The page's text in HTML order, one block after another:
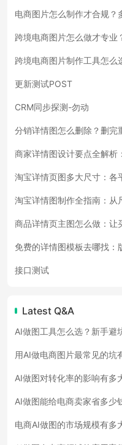
电商图片怎么制作才合规？
跨境电商图片怎么做才专业
跨境电商图片制作工具怎么
更新测试POST
CRM同步探测-勿动
分销详情图怎么删除？删完
商家详情图设计要点全解析
淘宝详情页图多大尺寸：各
淘宝详情图制作全指南：从
商品详情页主图怎么做：让
免费的详情图模板去哪找：
接口测试
Latest Q&A
AI做图工具怎么选？新手避
用AI做电商图片最常见的坑
AI做图对转化率的影响有多
AI做图能给电商卖家省多少
电商AI做图的市场规模有多